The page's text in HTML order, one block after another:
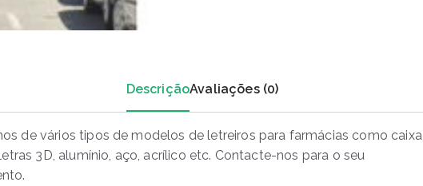
DescriçãoAvaliações (0)
de vários tipos de modelos de letreiros para farmácias como caixa
3D, alumínio, aço, acrílico etc. Contacte-nos para o seu